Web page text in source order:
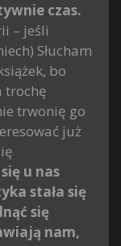
czas.
– jeśli
Słucham
bo
trochę
trwonię go
już
u nas
stała się
się
nam,